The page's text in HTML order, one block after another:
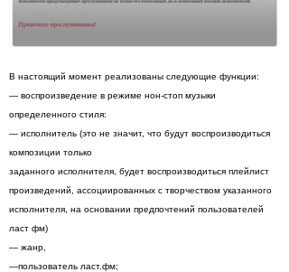
В настоящий момент реализованы следующие функции:
— воспроизведение в режиме нон-стоп музыки
определенного стиля:
— исполнитель (это не значит, что будут воспроизводиться
композиции только
заданного исполнителя, будет воспроизводиться плейлист
произведений, ассоциированных с творчеством указанного
исполнителя, на основании предпочтений пользователей
ласт фм)
— жанр,
—пользователь ласт.фм;